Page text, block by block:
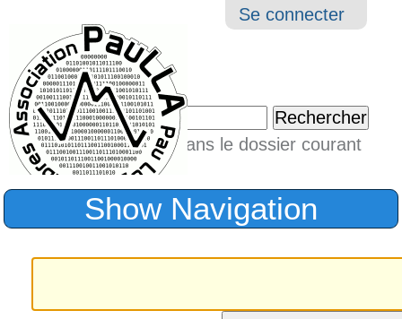
Outils
Se connecter
Chercher par
Seulement dans le dossier courant
Recherche
Show Navigation